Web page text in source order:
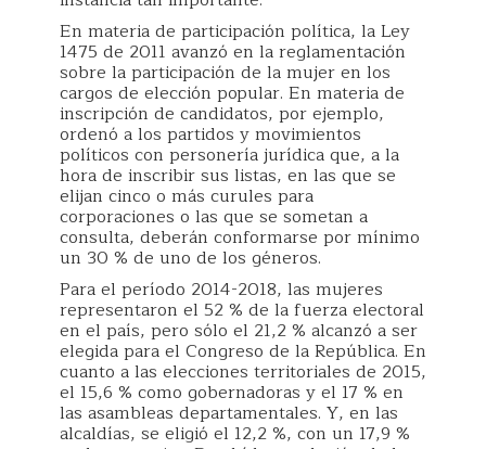
En materia de participación política, la Ley
1475 de 2011 avanzó en la reglamentación
sobre la participación de la mujer en los
cargos de elección popular. En materia de
inscripción de candidatos, por ejemplo,
ordenó a los partidos y movimientos
políticos con personería jurídica que, a la
hora de inscribir sus listas, en las que se
elijan cinco o más curules para
corporaciones o las que se sometan a
consulta, deberán conformarse por mínimo
un 30 % de uno de los géneros.
Para el período 2014-2018, las mujeres
representaron el 52 % de la fuerza electoral
en el país, pero sólo el 21,2 % alcanzó a ser
elegida para el Congreso de la República. En
cuanto a las elecciones territoriales de 2015,
el 15,6 % como gobernadoras y el 17 % en
las asambleas departamentales. Y, en las
alcaldías, se eligió el 12,2 %, con un 17,9 %